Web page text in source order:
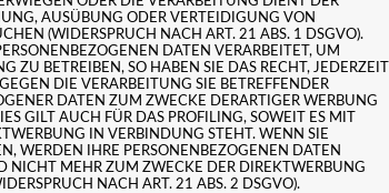
AUSÜBUNG ODER VERTEIDIGUNG VON
(WIDERSPRUCH NACH ART. 21 ABS. 1 DSGVO).
DATEN VERARBEITET, UM
ZU BETREIBEN, SO HABEN SIE DAS RECHT, JEDERZEIT
DIE VERARBEITUNG SIE BETREFFENDER
DATEN ZUM ZWECKE DERARTIGER WERBUNG
GILT AUCH FÜR DAS PROFILING, SOWEIT ES MIT
IN VERBINDUNG STEHT. WENN SIE
WERDEN IHRE PERSONENBEZOGENEN DATEN
NICHT MEHR ZUM ZWECKE DER DIREKTWERBUNG
NACH ART. 21 ABS. 2 DSGVO).